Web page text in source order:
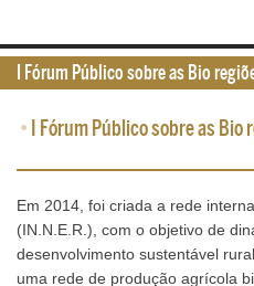
• I Fórum Público sobre as Bio
Em 2014, foi criada a rede
(IN.N.E.R.), com o objetivo de
desenvolvimento sustentável
uma rede de produção agrícola
I Fórum Público sobre as Bio